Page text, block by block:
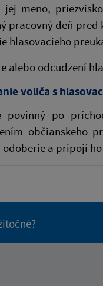
jej meno,
pracovný deň
hlasovacieho
alebo odcudzení
voliča s
povinný po
občianskeho
a pripojí